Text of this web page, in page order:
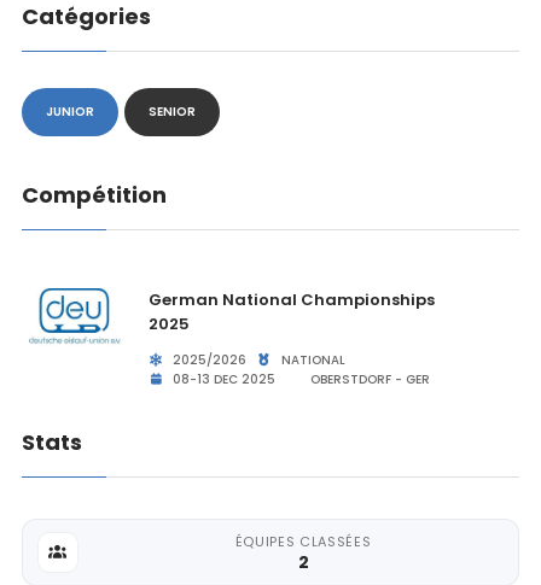
Catégories
JUNIOR SENIOR
Compétition
German National Championships
2025
2025/2026
NATIONAL
08-13 DEC 2025
OBERSTDORF - GER
Stats
ÉQUIPES CLASSÉES
2